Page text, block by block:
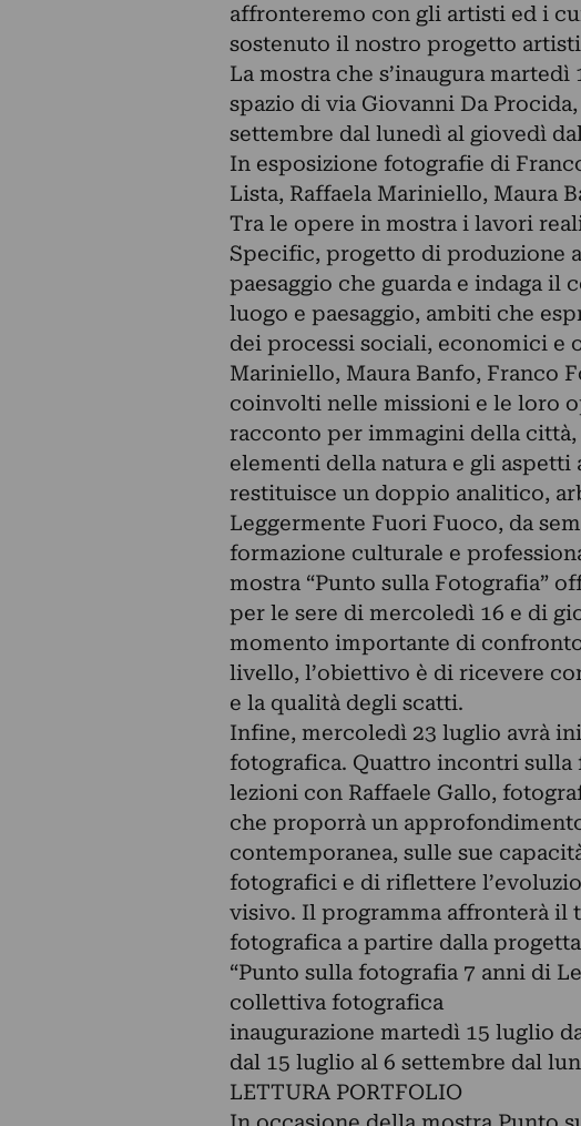
affronteremo con gli artisti ed i
sostenuto il nostro progetto
La mostra che s’inaugura
spazio di via Giovanni Da
settembre dal lunedì al giovedì
In esposizione fotografie di
Lista, Raffaela Mariniello, Maura
Tra le opere in mostra i lavori
Specific, progetto di produzione
paesaggio che guarda e indaga
luogo e paesaggio, ambiti che
dei processi sociali, economici e
Mariniello, Maura Banfo, Franco
coinvolti nelle missioni e le loro
racconto per immagini della
elementi della natura e gli
restituisce un doppio analitico,
Leggermente Fuori Fuoco, da
formazione culturale e
mostra “Punto sulla Fotografia”
per le sere di mercoledì 16 e di
momento importante di
livello, l’obiettivo è di ricevere
e la qualità degli scatti.
Infine, mercoledì 23 luglio avrà
fotografica. Quattro incontri sulla
lezioni con Raffaele Gallo,
che proporrà un
contemporanea, sulle sue
fotografici e di riflettere
visivo. Il programma affronterà il
fotografica a partire dalla
“Punto sulla fotografia 7 anni di
collettiva fotografica
inaugurazione martedì 15 luglio
dal 15 luglio al 6 settembre dal
LETTURA PORTFOLIO